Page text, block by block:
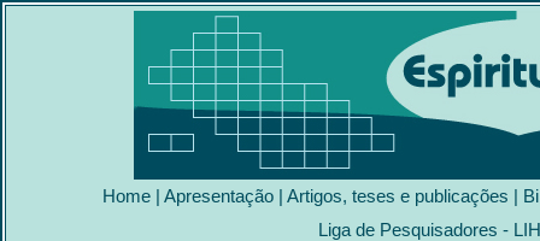
Home | Apresentação | Artigos, teses e publicações |
Liga de Pesquisadores -